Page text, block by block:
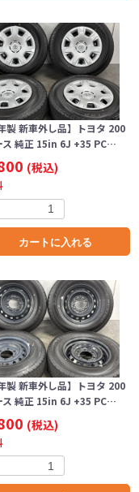
製 新車外し品】トヨタ 200
ス 純正 15in 6J +35 PC…
(税込)
カートに入れる
製 新車外し品】トヨタ 200
ス 純正 15in 6J +35 PC…
(税込)